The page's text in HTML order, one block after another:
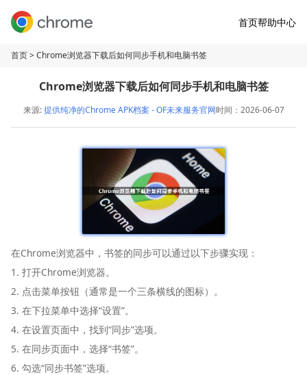
首页帮助中心
首页> Chrome浏览器下载后如何同步手机和电脑书签
Chrome浏览器下载后如何同步手机和电脑书签
来源:提供纯净的Chrome APK档案 - OF未来服务官网时间：2026-06-07
在Chrome浏览器中，书签的同步可以通过以下步骤实现：
1. 打开Chrome浏览器。
2. 点击菜单按钮（通常是一个三条横线的图标）。
3. 在下拉菜单中选择“设置”。
4. 在设置页面中，找到“同步”选项。
5. 在同步页面中，选择“书签”。
6. 勾选“同步书签”选项。